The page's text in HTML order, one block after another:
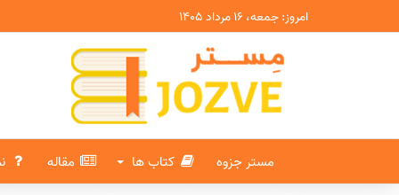
امروز: جمعه، ۱۶ مرداد ۱۴۰۵
مستر جزوه کتاب ها مقاله